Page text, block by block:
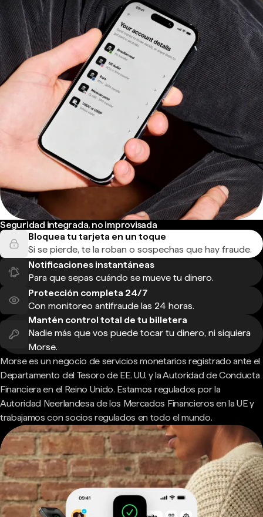
Seguridad integrada, no improvisada
Bloquea tu tarjeta en un toque
Si se pierde, te la roban o sospechas que hay fraude.
Notificaciones instantáneas
Para que sepas cuándo se mueve tu dinero.
Protección completa 24/7
Con monitoreo antifraude las 24 horas.
Mantén control total de tu billetera
Nadie más que vos puede tocar tu dinero, ni siquiera
Morse.
Morse es un negocio de servicios monetarios registrado ante el
Departamento del Tesoro de EE. UU. y la Autoridad de Conducta
Financiera en el Reino Unido. Estamos regulados por la
Autoridad Neerlandesa de los Mercados Financieros en la UE y
trabajamos con socios regulados en todo el mundo.